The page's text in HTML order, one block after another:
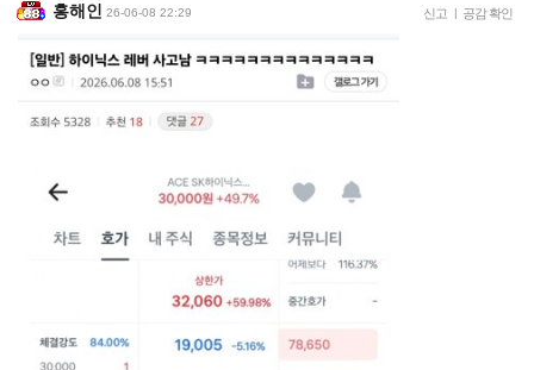
홍해인 26-06-08 22:29 신고 | 공감 확인